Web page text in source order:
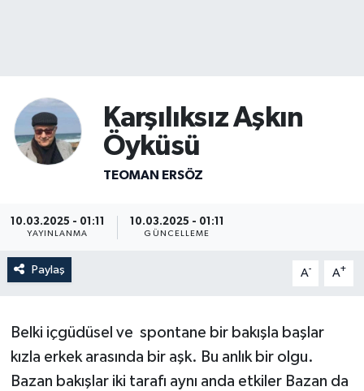
Karşılıksız Aşkın
Öyküsü
TEOMAN ERSÖZ
10.03.2025 - 01:11
YAYINLANMA
10.03.2025 - 01:11
GÜNCELLEME
Paylaş A- A+
Belki içgüdüsel ve spontane bir bakışla başlar
kızla erkek arasında bir aşk. Bu anlık bir olgu.
Bazan bakışlar iki tarafı aynı anda etkiler Bazan da